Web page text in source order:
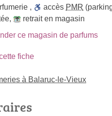
, accès PMR
,
retrait en magasin
ce magasin de parfums
fiche
à Balaruc-le-Vieux